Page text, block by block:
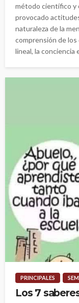
método científico y
provocado
naturaleza de la
comprensión de los
lineal, la conciencia
PRINCIPALES
Los 7